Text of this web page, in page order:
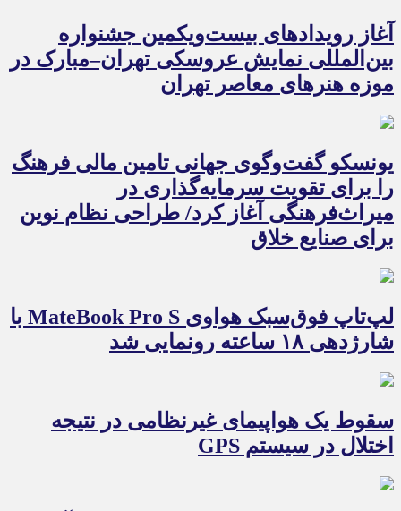
آغاز رویدادهای بیست‌ویکمین جشنواره
بین‌المللی نمایش عروسکی تهران–مبارک در
موزه هنرهای معاصر تهران
یونسکو گفت‌وگوی جهانی تامین مالی فرهنگ
را برای تقویت سرمایه‌گذاری در
میراث‌فرهنگی آغاز کرد/ طراحی نظام نوین
برای صنایع خلاق
لپ‌تاپ فوق‌سبک هواوی MateBook Pro S با
شارژدهی ۱۸ ساعته رونمایی شد
سقوط یک هواپیمای غیرنظامی در نتیجه
اختلال در سیستم‌ GPS